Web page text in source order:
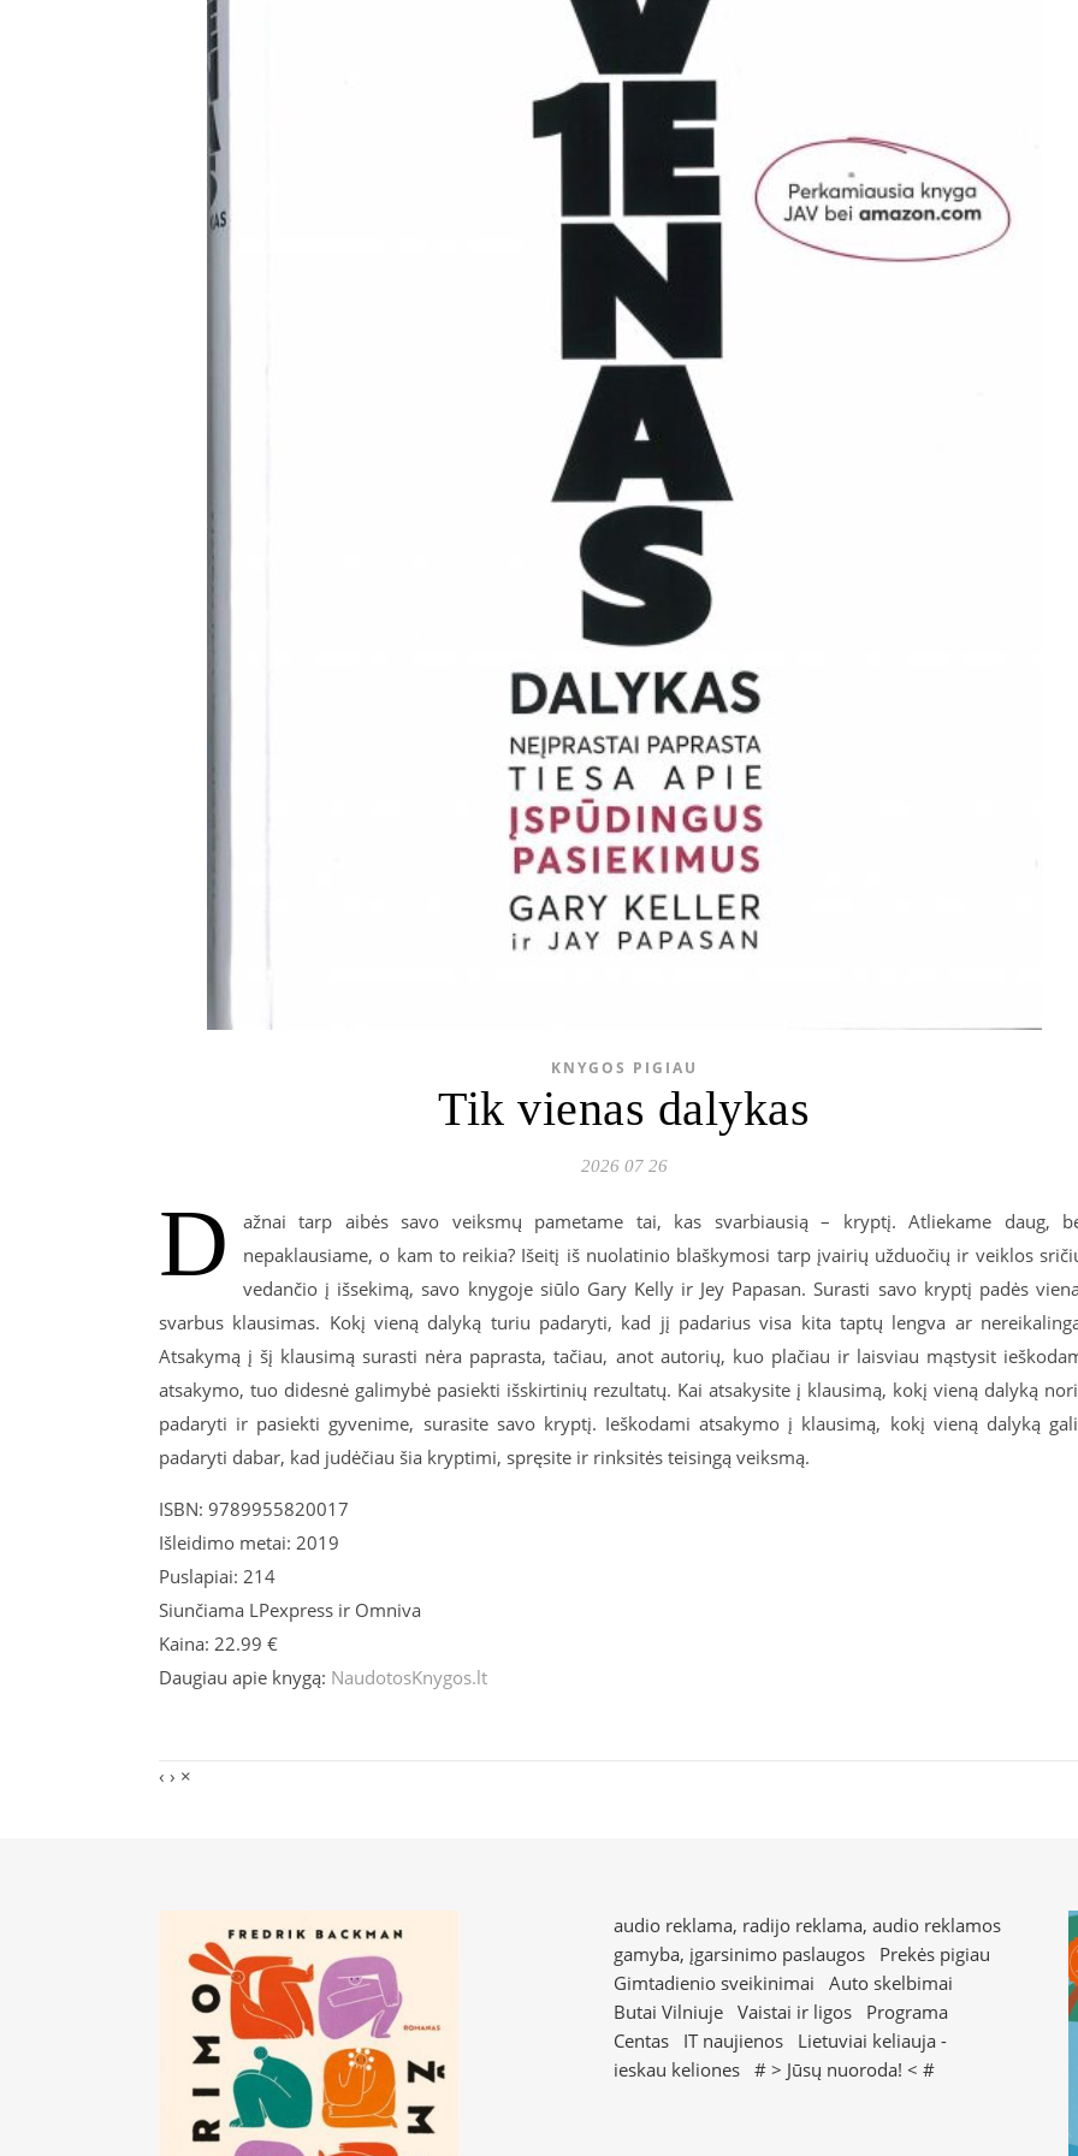
KNYGOS PIGIAU
Tik vienas dalykas
2026 07 26
D
ažnai tarp aibės savo veiksmų pametame tai, kas svarbiausią – kryptį. Atliekame daug,
nepaklausiame, o kam to reikia? Išeitį iš nuolatinio blaškymosi tarp įvairių užduočių ir veiklos
vedančio į išsekimą, savo knygoje siūlo Gary Kelly ir Jey Papasan. Surasti savo kryptį padės
svarbus klausimas. Kokį vieną dalyką turiu padaryti, kad jį padarius visa kita taptų lengva ar
Atsakymą į šį klausimą surasti nėra paprasta, tačiau, anot autorių, kuo plačiau ir laisviau mąstysit
atsakymo, tuo didesnė galimybė pasiekti išskirtinių rezultatų. Kai atsakysite į klausimą, kokį vieną dalyką
padaryti ir pasiekti gyvenime, surasite savo kryptį. Ieškodami atsakymo į klausimą, kokį vieną dalyką
padaryti dabar, kad judėčiau šia kryptimi, spręsite ir rinksitės teisingą veiksmą.
ISBN: 9789955820017
Išleidimo metai: 2019
Puslapiai: 214
Siunčiama LPexpress ir Omniva
Kaina: 22.99 €
Daugiau apie knygą: NaudotosKnygos.lt
‹ › ×
audio reklama, radijo reklama, audio reklamos
gamyba, įgarsinimo paslaugos
Prekės pigiau
Gimtadienio sveikinimai
Auto skelbimai
Butai Vilniuje Vaistai ir ligos
Programa
Centas
IT naujienos
Lietuviai keliauja -
ieskau keliones # > Jūsų nuoroda! < #